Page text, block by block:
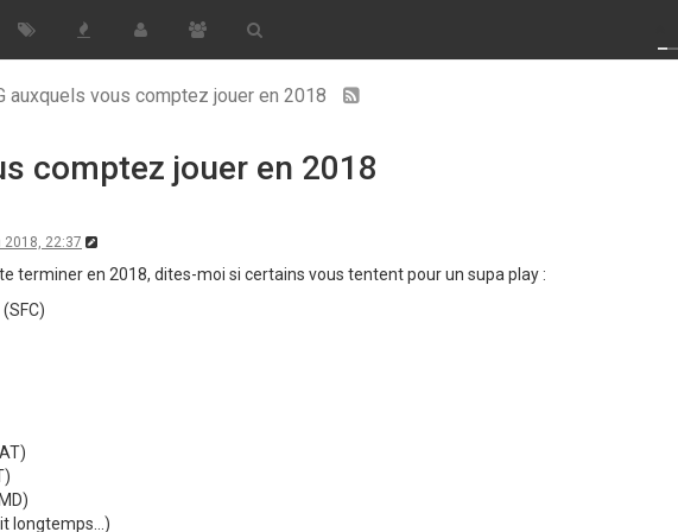
auxquels vous comptez jouer en 2018
comptez jouer en 2018
2018, 22:37
terminer en 2018, dites-moi si certains vous tentent pour un supa play :
longtemps...)